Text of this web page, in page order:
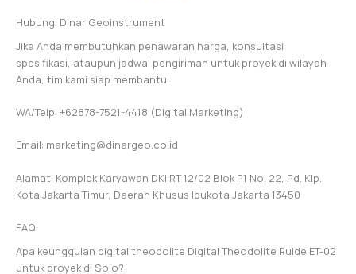
Hubungi Dinar Geoinstrument
Jika Anda membutuhkan penawaran harga, konsultasi
spesifikasi, ataupun jadwal pengiriman untuk proyek di wilayah
Anda, tim kami siap membantu.
WA/Telp: +62878-7521-4418 (Digital Marketing)
Email: marketing@dinargeo.co.id
Alamat: Komplek Karyawan DKI RT 12/02 Blok P1 No. 22, Pd. Klp.,
Kota Jakarta Timur, Daerah Khusus Ibukota Jakarta 13450
FAQ
Apa keunggulan digital theodolite Digital Theodolite Ruide ET-02
untuk proyek di Solo?